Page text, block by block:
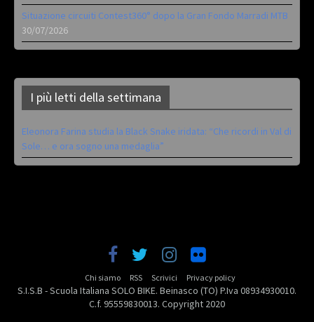
Situazione circuiti Contest360° dopo la Gran Fondo Marradi MTB
30/07/2026
I più letti della settimana
Eleonora Farina studia la Black Snake iridata: “Che ricordi in Val di
Sole… e ora sogno una medaglia”
Chi siamo RSS Scrivici Privacy policy
S.I.S.B - Scuola Italiana SOLO BIKE. Beinasco (TO) P.Iva 08934930010.
C.f. 95559830013. Copyright 2020